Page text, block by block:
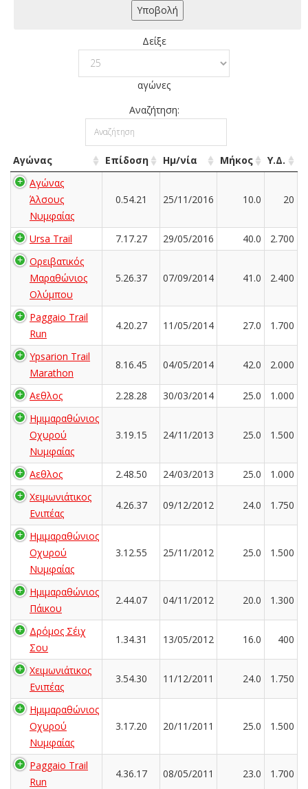
Δείξε
αγώνες
Αναζήτηση:
Αγώνας Επίδοση Ημ/νία Μήκος
Υ.Δ.
Αγώνας
Άλσους
Νυμφαίας
0.54.21 25/11/2016 10.0 20
Ursa Trail 7.17.27 29/05/2016 40.0
2.700
Ορειβατικός
Μαραθώνιος
Ολύμπου
5.26.37 07/09/2014 41.0 2.400
Paggaio Trail
Run
4.20.27 11/05/2014 27.0 1.700
Ypsarion Trail
Marathon
8.16.45 04/05/2014 42.0 2.000
Αεθλος 2.28.28 30/03/2014 25.0
1.000
Ημιμαραθώνιος
Οχυρού
Νυμφαίας
3.19.15 24/11/2013 25.0 1.500
Αεθλος 2.48.50 24/03/2013 25.0
1.000
Χειμωνιάτικος
Ενιπέας
4.26.37 09/12/2012 24.0 1.750
Ημιμαραθώνιος
Οχυρού
Νυμφαίας
3.12.55 25/11/2012 25.0 1.500
Ημιμαραθώνιος
Πάικου
2.44.07 04/11/2012 20.0 1.300
Δρόμος Σέιχ
Σου
1.34.31 13/05/2012 16.0 400
Χειμωνιάτικος
Ενιπέας
3.54.30 11/12/2011 24.0 1.750
Ημιμαραθώνιος
Οχυρού
Νυμφαίας
3.17.20 20/11/2011 25.0 1.500
Paggaio Trail
Run
4.36.17 08/05/2011 23.0 1.700